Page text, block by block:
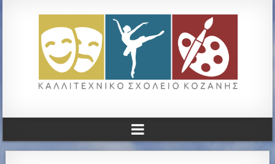
ΚΑΛΛΙΤΕΧΝΙΚΟ ΓΥΜΝΑΣΙΟ
ΚΟΖΑΝΗΣ